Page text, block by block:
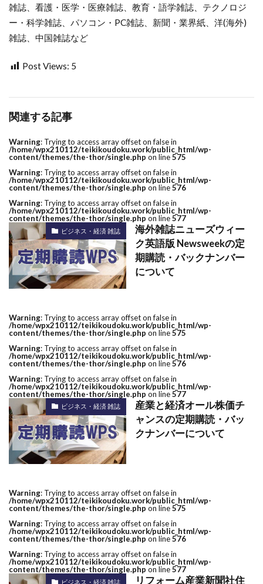
雑誌、看護・医学・医療雑誌、教育・語学雑誌、テクノロジ
ー・科学雑誌、パソコン・PC雑誌、新聞・業界紙、洋(海外)
雑誌、中国雑誌など
Post Views: 5
関連する記事
Warning: Trying to access array offset on false in
/home/wpx210112/teikikoudoku.work/public_html/wp-
content/themes/the-thor/single.php on line575
Warning: Trying to access array offset on false in
/home/wpx210112/teikikoudoku.work/public_html/wp-
content/themes/the-thor/single.php on line576
Warning: Trying to access array offset on false in
/home/wpx210112/teikikoudoku.work/public_html/wp-
content/themes/the-thor/single.php on line577
ビジネス・経済 雑誌
海外雑誌ニューズウィー
ク英語版 Newsweekの定
期購読・バックナンバー
について
Warning: Trying to access array offset on false in
/home/wpx210112/teikikoudoku.work/public_html/wp-
content/themes/the-thor/single.php on line575
Warning: Trying to access array offset on false in
/home/wpx210112/teikikoudoku.work/public_html/wp-
content/themes/the-thor/single.php on line576
Warning: Trying to access array offset on false in
/home/wpx210112/teikikoudoku.work/public_html/wp-
content/themes/the-thor/single.php on line577
ビジネス・経済 雑誌
産業と経済オール株価チ
ャンスの定期購読・バッ
クナンバーについて
Warning: Trying to access array offset on false in
/home/wpx210112/teikikoudoku.work/public_html/wp-
content/themes/the-thor/single.php on line575
Warning: Trying to access array offset on false in
/home/wpx210112/teikikoudoku.work/public_html/wp-
content/themes/the-thor/single.php on line576
Warning: Trying to access array offset on false in
/home/wpx210112/teikikoudoku.work/public_html/wp-
content/themes/the-thor/single.php on line577
ビジネス・経済 雑誌
リフォーム産業新聞社住